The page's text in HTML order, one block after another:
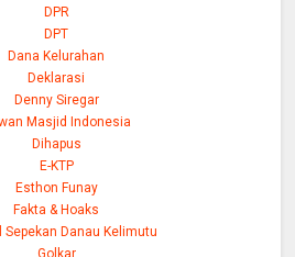
DPR
DPT
Dana Kelurahan
Deklarasi
Denny Siregar
Masjid Indonesia
Dihapus
E-KTP
Esthon Funay
Fakta & Hoaks
Sepekan Danau Kelimutu
Golkar